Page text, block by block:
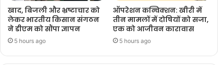
खाद, बिजली और भ्रष्टाचार को
लेकर भारतीय किसान संगठन
ने डीएम को सौंपा ज्ञापन
5 hours ago
ऑपरेशन कन्विक्शन: खीरी में
तीन मामलों में दोषियों को सजा,
एक को आजीवन कारावास
5 hours ago